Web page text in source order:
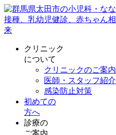
クリニック
について
クリニックのご案内
医師・スタッフ紹介
感染防止対策
初めての
方へ
診療の
ご案内